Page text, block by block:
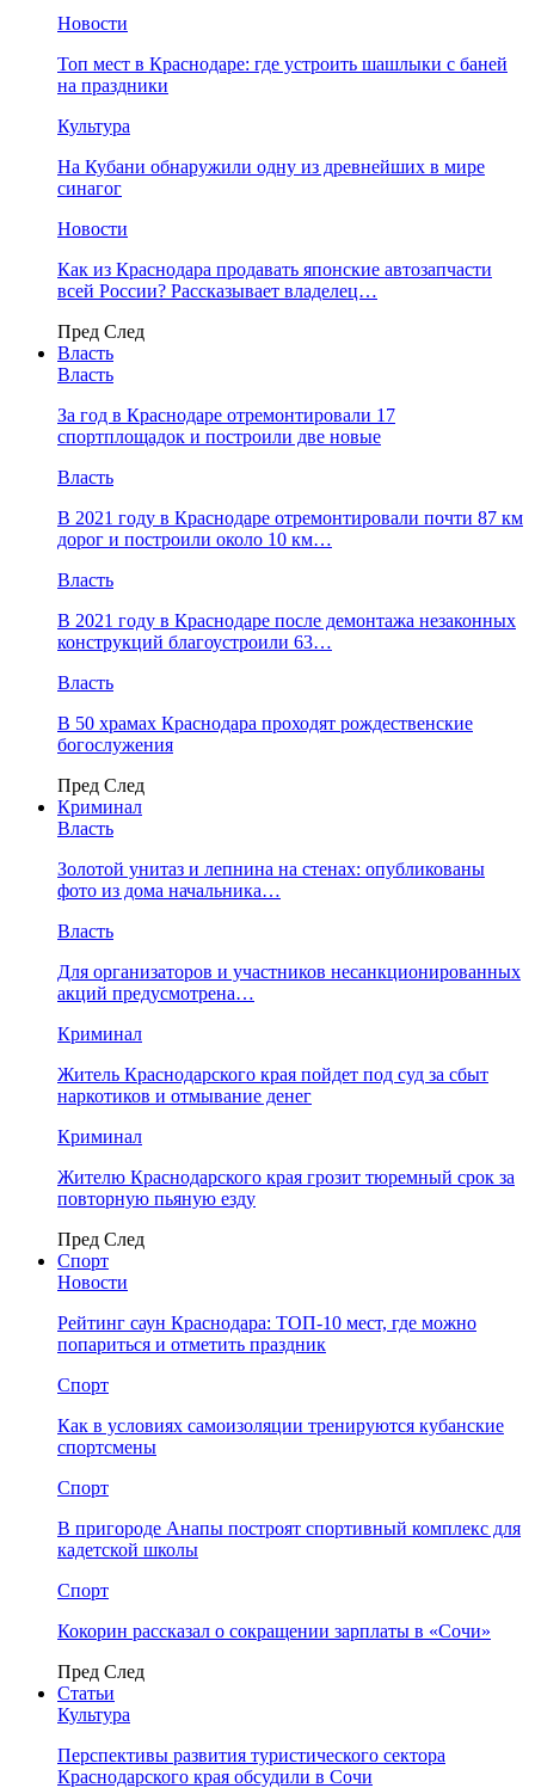
Новости
Топ мест в Краснодаре: где устроить шашлыки с баней
на праздники
Культура
На Кубани обнаружили одну из древнейших в мире
синагог
Новости
Как из Краснодара продавать японские автозапчасти
всей России? Рассказывает владелец…
Пред След
Власть
Власть
За год в Краснодаре отремонтировали 17
спортплощадок и построили две новые
Власть
В 2021 году в Краснодаре отремонтировали почти 87 км
дорог и построили около 10 км…
Власть
В 2021 году в Краснодаре после демонтажа незаконных
конструкций благоустроили 63…
Власть
В 50 храмах Краснодара проходят рождественские
богослужения
Пред След
Криминал
Власть
​Золотой унитаз и лепнина на стенах: опубликованы
фото из дома начальника…
Власть
Для организаторов и участников несанкционированных
акций предусмотрена…
Криминал
Житель Краснодарского края пойдет под суд за сбыт
наркотиков и отмывание денег
Криминал
Жителю Краснодарского края грозит тюремный срок за
повторную пьяную езду
Пред След
Спорт
Новости
Рейтинг саун Краснодара: ТОП-10 мест, где можно
попариться и отметить праздник
Спорт
Как в условиях самоизоляции тренируются кубанские
спортсмены
Спорт
В пригороде Анапы построят спортивный комплекс для
кадетской школы
Спорт
Кокорин рассказал о сокращении зарплаты в «Сочи»
Пред След
Статьи
Культура
Перспективы развития туристического сектора
Краснодарского края обсудили в Сочи